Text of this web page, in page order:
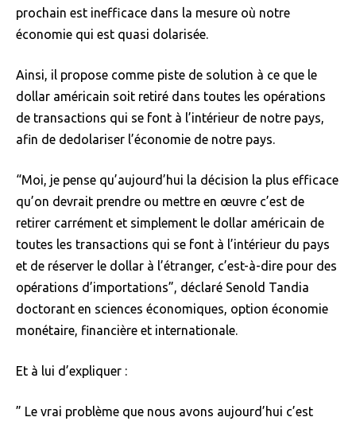
prochain est inefficace dans la mesure où notre
économie qui est quasi dolarisée.
Ainsi, il propose comme piste de solution à ce que le
dollar américain soit retiré dans toutes les opérations
de transactions qui se font à l’intérieur de notre pays,
afin de dedolariser l’économie de notre pays.
“Moi, je pense qu’aujourd’hui la décision la plus efficace
qu’on devrait prendre ou mettre en œuvre c’est de
retirer carrément et simplement le dollar américain de
toutes les transactions qui se font à l’intérieur du pays
et de réserver le dollar à l’étranger, c’est-à-dire pour des
opérations d’importations”, déclaré Senold Tandia
doctorant en sciences économiques, option économie
monétaire, financière et internationale.
Et à lui d’expliquer :
” Le vrai problème que nous avons aujourd’hui c’est